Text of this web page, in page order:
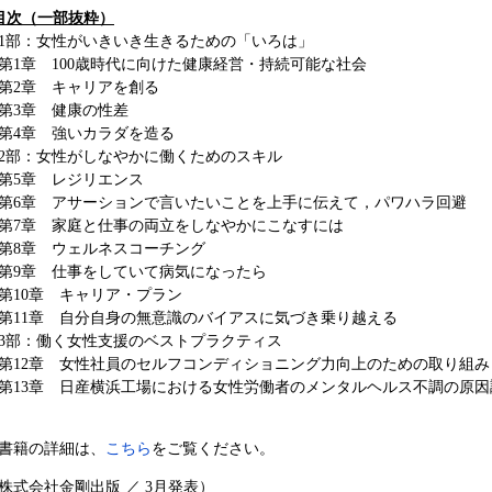
次（一部抜粋）
部：女性がいきいき生きるための「いろは」
第1章 100歳時代に向けた健康経営・持続可能な社会
第2章 キャリアを創る
第3章 健康の性差
第4章 強いカラダを造る
部：女性がしなやかに働くためのスキル
第5章 レジリエンス
第6章 アサーションで言いたいことを上手に伝えて，パワハラ回避
第7章 家庭と仕事の両立をしなやかにこなすには
第8章 ウェルネスコーチング
第9章 仕事をしていて病気になったら
第10章 キャリア・プラン
第11章 自分自身の無意識のバイアスに気づき乗り越える
部：働く女性支援のベストプラクティス
第12章 女性社員のセルフコンディショニング力向上のための取り組み
第13章 日産横浜工場における女性労働者のメンタルヘルス不調の原
籍の詳細は、 こちら をご覧ください。
株式会社金剛出版 ／ 3月発表）